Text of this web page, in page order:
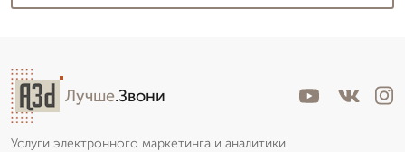
Лучше.Звони
Услуги электронного маркетинга и аналитики